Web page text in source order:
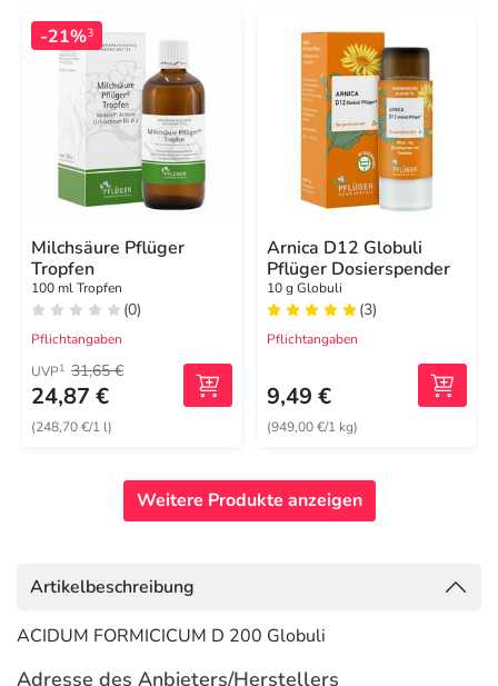
-21%3
Milchsäure Pflüger
Tropfen
100 ml Tropfen
(0)
Pflichtangaben
UVP1 31,65 €
24,87 €
(248,70 €/1 l)
Arnica D12 Globuli
Pflüger Dosierspender
10 g Globuli
(3)
Pflichtangaben
9,49 €
(949,00 €/1 kg)
Weitere Produkte anzeigen
Artikelbeschreibung
ACIDUM FORMICICUM D 200 Globuli
Adresse des Anbieters/Herstellers